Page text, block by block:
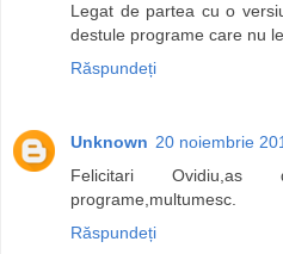
Legat de partea cu o
destule programe care nu
Răspundeți
Unknown 20 noiembrie
Felicitari
programe,multumesc.
Răspundeți